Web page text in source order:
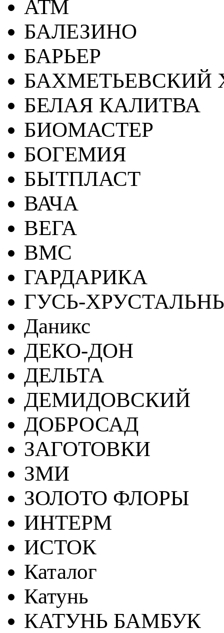
АТМ
БАЛЕЗИНО
БАРЬЕР
БАХМЕТЬЕВСКИЙ
БЕЛАЯ КАЛИТВА
БИОМАСТЕР
БОГЕМИЯ
БЫТПЛАСТ
ВАЧА
ВЕГА
ВМС
ГАРДАРИКА
ГУСЬ-
Даникс
ДЕКО-ДОН
ДЕЛЬТА
ДЕМИДОВСКИЙ
ДОБРОСАД
ЗАГОТОВКИ
ЗМИ
ЗОЛОТО ФЛОРЫ
ИНТЕРМ
ИСТОК
Каталог
Катунь
КАТУНЬ БАМБУК